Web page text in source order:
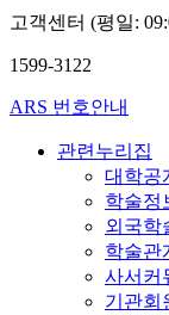
고객센터 (평일:
1599-3122
ARS 번호안내
관련누리집
대학공
학술정
외국학
학술관
사서커
기관회